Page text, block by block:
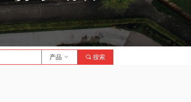
解详情
끠 搜索
产品 ꀁ